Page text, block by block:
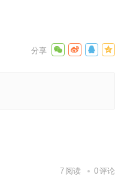
7 阅读 0评论